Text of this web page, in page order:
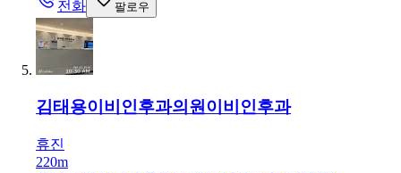
전화 팔로우
김태용이비인후과의원 이비인후과
휴진
220m